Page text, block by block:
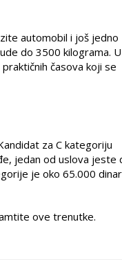
automobil i još jedno
do 3500 kilograma. U
časova koji se
za C kategoriju
jedan od uslova jeste
je oko 65.000
ove trenutke.